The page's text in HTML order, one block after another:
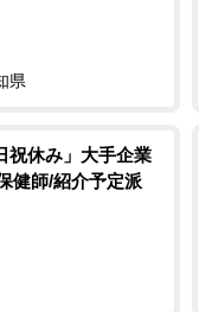
県
祝休み」大手企業
健師/紹介予定派